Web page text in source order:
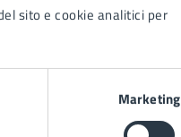
sito e cookie analitici per
Marketing